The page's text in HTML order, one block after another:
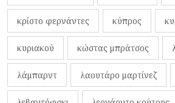
κρίστο φερνάντες κύπρος
κυριακού κώστας μπράτσος
λάμπαρντ λαουτάρο μαρτίνεζ